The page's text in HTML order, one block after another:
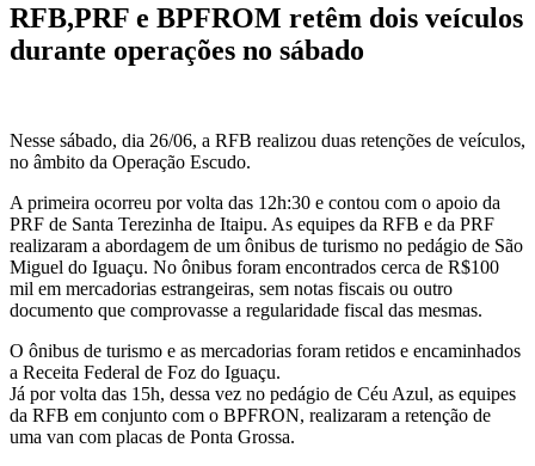
RFB,PRF e BPFROM retêm dois veículos
durante operações no sábado
Nesse sábado, dia 26/06, a RFB realizou duas retenções de veículos,
no âmbito da Operação Escudo.
A primeira ocorreu por volta das 12h:30 e contou com o apoio da
PRF de Santa Terezinha de Itaipu. As equipes da RFB e da PRF
realizaram a abordagem de um ônibus de turismo no pedágio de São
Miguel do Iguaçu. No ônibus foram encontrados cerca de R$100
mil em mercadorias estrangeiras, sem notas fiscais ou outro
documento que comprovasse a regularidade fiscal das mesmas.
O ônibus de turismo e as mercadorias foram retidos e encaminhados
a Receita Federal de Foz do Iguaçu.
Já por volta das 15h, dessa vez no pedágio de Céu Azul, as equipes
da RFB em conjunto com o BPFRON, realizaram a retenção de
uma van com placas de Ponta Grossa.